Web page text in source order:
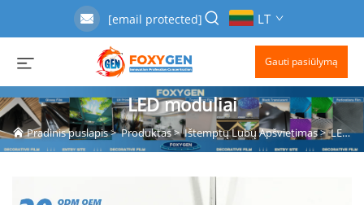
[email protected] LT
Gauti pasiūlymą
LED moduliai
Pradinis puslapis>Produktas>Ištemptų Lubų Apšvietimas>LED moduliai